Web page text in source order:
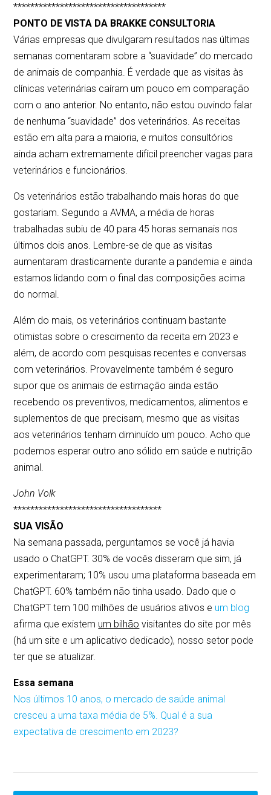
************************************
PONTO DE VISTA DA BRAKKE CONSULTORIA
Várias empresas que divulgaram resultados nas últimas
semanas comentaram sobre a “suavidade” do mercado
de animais de companhia. É verdade que as visitas às
clínicas veterinárias caíram um pouco em comparação
com o ano anterior. No entanto, não estou ouvindo falar
de nenhuma “suavidade” dos veterinários. As receitas
estão em alta para a maioria, e muitos consultórios
ainda acham extremamente difícil preencher vagas para
veterinários e funcionários.
Os veterinários estão trabalhando mais horas do que
gostariam. Segundo a AVMA, a média de horas
trabalhadas subiu de 40 para 45 horas semanais nos
últimos dois anos. Lembre-se de que as visitas
aumentaram drasticamente durante a pandemia e ainda
estamos lidando com o final das composições acima
do normal.
Além do mais, os veterinários continuam bastante
otimistas sobre o crescimento da receita em 2023 e
além, de acordo com pesquisas recentes e conversas
com veterinários. Provavelmente também é seguro
supor que os animais de estimação ainda estão
recebendo os preventivos, medicamentos, alimentos e
suplementos de que precisam, mesmo que as visitas
aos veterinários tenham diminuído um pouco. Acho que
podemos esperar outro ano sólido em saúde e nutrição
animal.
John Volk
***********************************
SUA VISÃO
Na semana passada, perguntamos se você já havia
usado o ChatGPT. 30% de vocês disseram que sim, já
experimentaram; 10% usou uma plataforma baseada em
ChatGPT. 60% também não tinha usado. Dado que o
ChatGPT tem 100 milhões de usuários ativos e um blog
afirma que existem um bilhão visitantes do site por mês
(há um site e um aplicativo dedicado), nosso setor pode
ter que se atualizar.
Essa semana
Nos últimos 10 anos, o mercado de saúde animal
cresceu a uma taxa média de 5%. Qual é a sua
expectativa de crescimento em 2023?